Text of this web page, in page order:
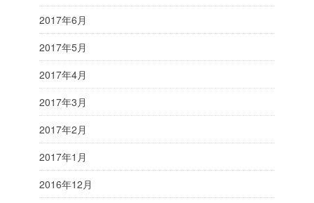
2017年6月
2017年5月
2017年4月
2017年3月
2017年2月
2017年1月
2016年12月